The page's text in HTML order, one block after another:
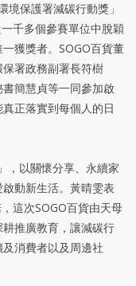
保護署減碳行動獎」
千多個參賽單位中脫穎
獲獎者。SOGO百貨董
署政務副署長符樹
簡慧貞等一同參加啟
正落實到每個人的日
，以關懷分享、永續家
動新生活。黃晴雯表
這次SOGO百貨由天母
推廣教育，讓減碳行
消費者以及周邊社